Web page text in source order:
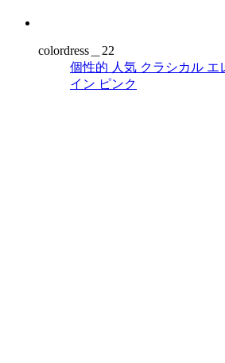
colordress＿22
個性的 人気 クラシカル エ
イン ピンク